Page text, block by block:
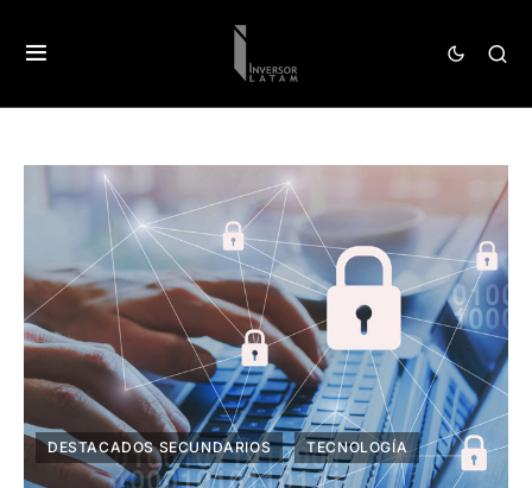
DESTACADOS SECUNDARIOS TECNOLOGÍA